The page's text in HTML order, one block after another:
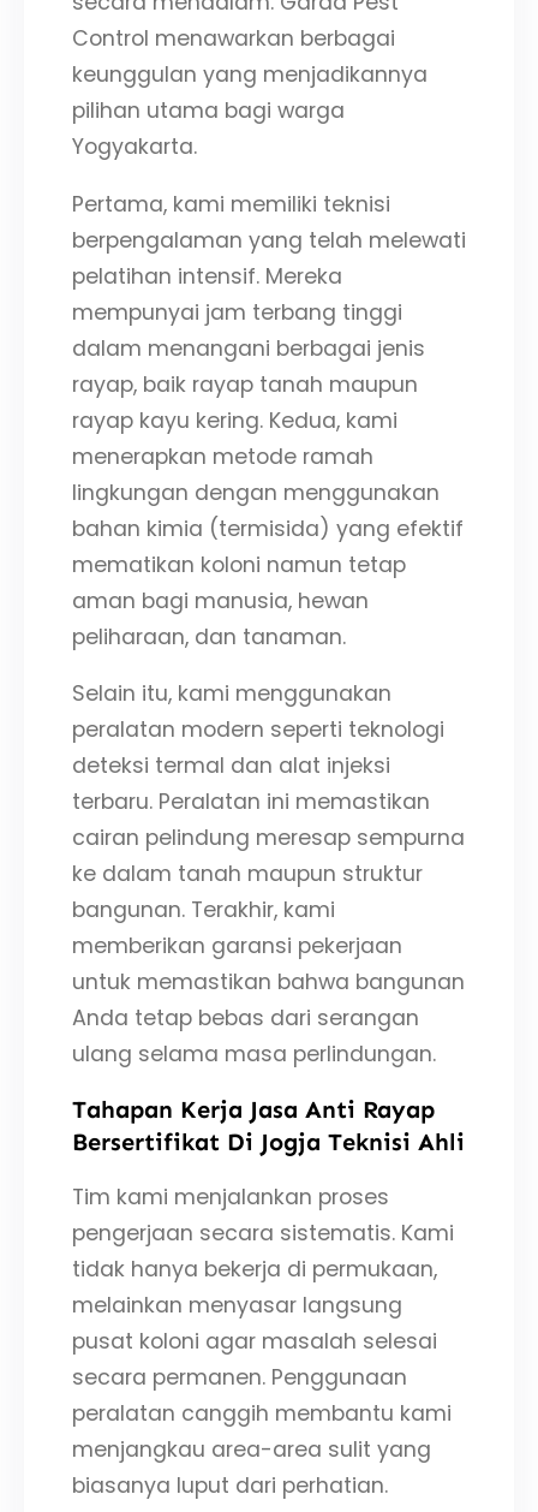
Control menawarkan berbagai
keunggulan yang menjadikannya
pilihan utama bagi warga
Yogyakarta.
Pertama, kami memiliki teknisi
berpengalaman yang telah melewati
pelatihan intensif. Mereka
mempunyai jam terbang tinggi
dalam menangani berbagai jenis
rayap, baik rayap tanah maupun
rayap kayu kering. Kedua, kami
menerapkan metode ramah
lingkungan dengan menggunakan
bahan kimia (termisida) yang efektif
mematikan koloni namun tetap
aman bagi manusia, hewan
peliharaan, dan tanaman.
Selain itu, kami menggunakan
peralatan modern seperti teknologi
deteksi termal dan alat injeksi
terbaru. Peralatan ini memastikan
cairan pelindung meresap sempurna
ke dalam tanah maupun struktur
bangunan. Terakhir, kami
memberikan garansi pekerjaan
untuk memastikan bahwa bangunan
Anda tetap bebas dari serangan
ulang selama masa perlindungan.
Tahapan Kerja Jasa Anti Rayap
Bersertifikat Di Jogja Teknisi Ahli
Tim kami menjalankan proses
pengerjaan secara sistematis. Kami
tidak hanya bekerja di permukaan,
melainkan menyasar langsung
pusat koloni agar masalah selesai
secara permanen. Penggunaan
peralatan canggih membantu kami
menjangkau area-area sulit yang
biasanya luput dari perhatian.